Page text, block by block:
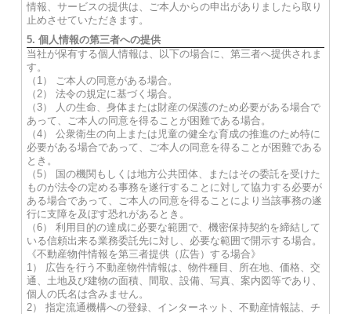
情報、サービスの提供は、ご本人からの申出がありましたら取り
止めさせていただきます。
5. 個人情報の第三者への提供
当社が保有する個人情報は、以下の場合に、第三者へ提供されま
す。
（1） ご本人の同意がある場合。
（2） 法令の規定に基づく場合。
（3） 人の生命、身体または財産の保護のため必要がある場合で
あって、ご本人の同意を得ることが困難である場合。
（4） 公衆衛生の向上または児童の健全な育成の推進のため特に
必要がある場合であって、ご本人の同意を得ることが困難である
とき。
（5） 国の機関もしくは地方公共団体、またはその委託を受けた
ものが法令の定める事務を遂行することに対して協力する必要が
ある場合であって、ご本人の同意を得ることにより当該事務の遂
行に支障を及ぼす恐れがあるとき。
（6） 利用目的の達成に必要な範囲で、機密保持契約を締結して
いる信頼出来る業務委託先に対し、必要な範囲で開示する場合。
《不動産物件情報を第三者提供（広告）する場合》
1） 広告を行う不動産物件情報は、物件種目、所在地、価格、交
通、土地及び建物の面積、間取、設備、写真、案内図等であり、
個人の氏名は含みません。
2） 指定流通機構への登録、インターネット、不動産情報誌、チ